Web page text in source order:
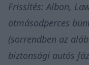
Frissítés: Albon,
ötmásodperces
(sorrendben az
biztonsági autós